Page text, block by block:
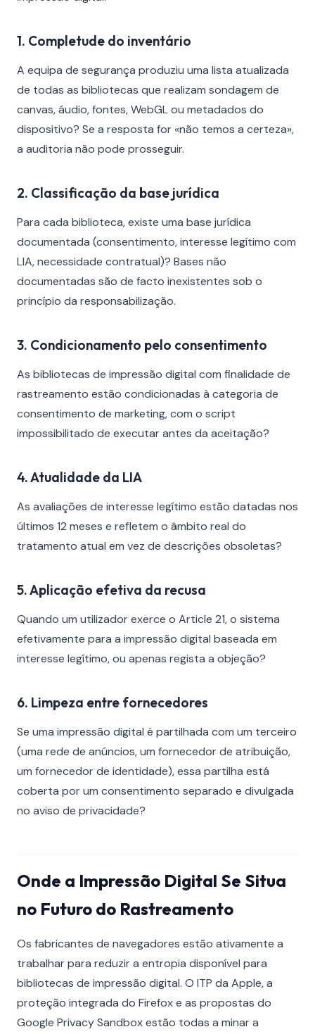
1. Completude do inventário
A equipa de segurança produziu uma lista atualizada
de todas as bibliotecas que realizam sondagem de
canvas, áudio, fontes, WebGL ou metadados do
dispositivo? Se a resposta for «não temos a certeza»,
a auditoria não pode prosseguir.
2. Classificação da base jurídica
Para cada biblioteca, existe uma base jurídica
documentada (consentimento, interesse legítimo com
LIA, necessidade contratual)? Bases não
documentadas são de facto inexistentes sob o
princípio da responsabilização.
3. Condicionamento pelo consentimento
As bibliotecas de impressão digital com finalidade de
rastreamento estão condicionadas à categoria de
consentimento de marketing, com o script
impossibilitado de executar antes da aceitação?
4. Atualidade da LIA
As avaliações de interesse legítimo estão datadas nos
últimos 12 meses e refletem o âmbito real do
tratamento atual em vez de descrições obsoletas?
5. Aplicação efetiva da recusa
Quando um utilizador exerce o Article 21, o sistema
efetivamente para a impressão digital baseada em
interesse legítimo, ou apenas regista a objeção?
6. Limpeza entre fornecedores
Se uma impressão digital é partilhada com um terceiro
(uma rede de anúncios, um fornecedor de atribuição,
um fornecedor de identidade), essa partilha está
coberta por um consentimento separado e divulgada
no aviso de privacidade?
Onde a Impressão Digital Se Situa
no Futuro do Rastreamento
Os fabricantes de navegadores estão ativamente a
trabalhar para reduzir a entropia disponível para
bibliotecas de impressão digital. O ITP da Apple, a
proteção integrada do Firefox e as propostas do
Google Privacy Sandbox estão todas a minar a